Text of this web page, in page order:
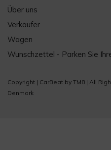
Über uns
Verkäufer
Wagen
Wunschzettel - Parken Sie
Copyright | CarBeat by TM8 | All
Denmark